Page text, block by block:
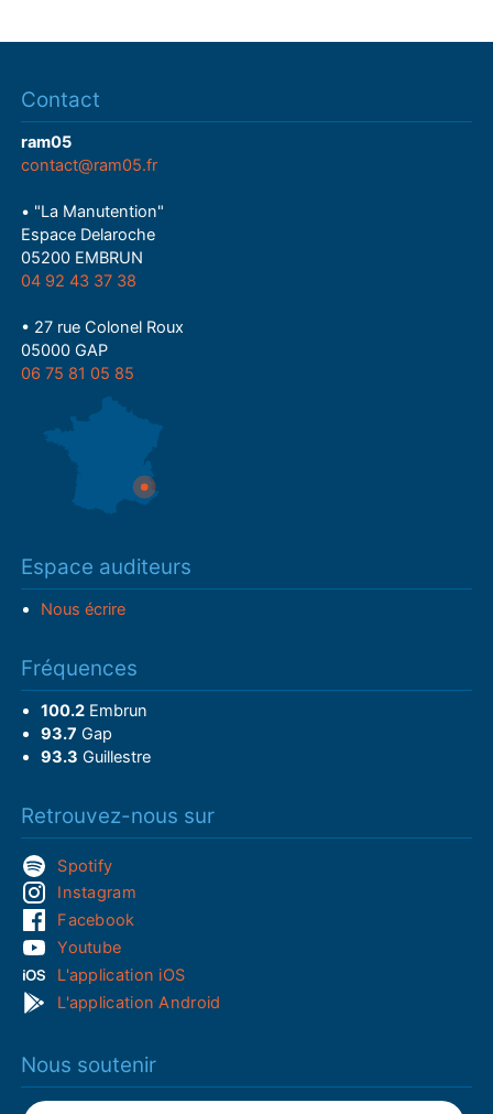
Contact
ram05
contact@ram05.fr
• "La Manutention"
Espace Delaroche
05200 EMBRUN
04 92 43 37 38
• 27 rue Colonel Roux
05000 GAP
06 75 81 05 85
Espace auditeurs
Nous écrire
Fréquences
100.2Embrun
93.7 Gap
93.3 Guillestre
Retrouvez-nous sur
Spotify
Instagram
Facebook
Youtube
L'application iOS
L'application Android
Nous soutenir